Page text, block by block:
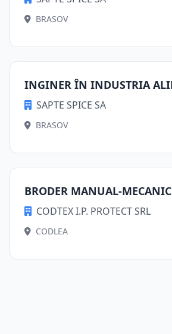
BRASOV
INGINER ÎN INDUSTRIA
SAPTE SPICE SA
BRASOV
BRODER MANUAL-MECANIC
CODTEX I.P. PROTECT SRL
CODLEA